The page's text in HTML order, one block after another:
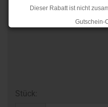
Dieser Rabatt ist nicht
Gutschein-
Ab dem 17.08.2026 versenden
Stück: